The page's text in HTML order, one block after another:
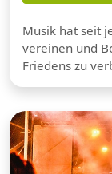
Musik hat seit
vereinen und
Friedens zu